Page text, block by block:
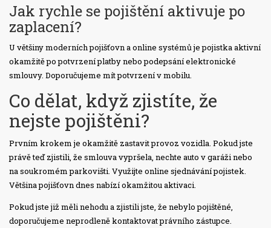
Jak rychle se pojištění aktivuje po
zaplacení?
U většiny moderních pojišťovn a online systémů je pojistka aktivní
okamžitě po potvrzení platby nebo podepsání elektronické
smlouvy. Doporučujeme mít potvrzení v mobilu.
Co dělat, když zjistíte, že
nejste pojištěni?
Prvním krokem je okamžitě zastavit provoz vozidla. Pokud jste
právě teď zjistili, že smlouva vypršela, nechte auto v garáži nebo
na soukromém parkovišti. Využijte online sjednávání pojistek.
Většina pojišťovn dnes nabízí okamžitou aktivaci.
Pokud jste již měli nehodu a zjistili jste, že nebylo pojištěné,
doporučujeme neprodleně kontaktovat právního zástupce.